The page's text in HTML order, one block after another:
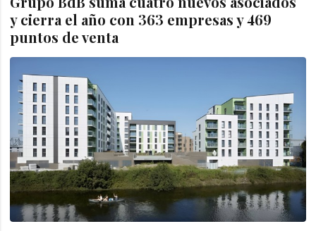
y cierra el año con 363 empresas y 469
puntos de venta